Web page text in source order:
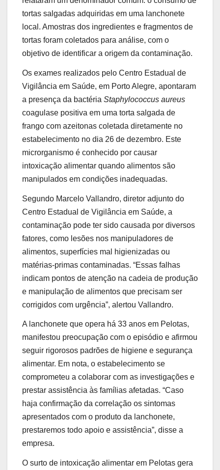
tortas salgadas adquiridas em uma lanchonete
local. Amostras dos ingredientes e fragmentos de
tortas foram coletados para análise, com o
objetivo de identificar a origem da contaminação.
Os exames realizados pelo Centro Estadual de
Vigilância em Saúde, em Porto Alegre, apontaram
a presença da bactéria Staphylococcus aureus
coagulase positiva em uma torta salgada de
frango com azeitonas coletada diretamente no
estabelecimento no dia 26 de dezembro. Este
microrganismo é conhecido por causar
intoxicação alimentar quando alimentos são
manipulados em condições inadequadas.
Segundo Marcelo Vallandro, diretor adjunto do
Centro Estadual de Vigilância em Saúde, a
contaminação pode ter sido causada por diversos
fatores, como lesões nos manipuladores de
alimentos, superfícies mal higienizadas ou
matérias-primas contaminadas. “Essas falhas
indicam pontos de atenção na cadeia de produção
e manipulação de alimentos que precisam ser
corrigidos com urgência”, alertou Vallandro.
A lanchonete que opera há 33 anos em Pelotas,
manifestou preocupação com o episódio e afirmou
seguir rigorosos padrões de higiene e segurança
alimentar. Em nota, o estabelecimento se
comprometeu a colaborar com as investigações e
prestar assistência às famílias afetadas. “Caso
haja confirmação da correlação os sintomas
apresentados com o produto da lanchonete,
prestaremos todo apoio e assistência”, disse a
empresa.
O surto de intoxicação alimentar em Pelotas gera